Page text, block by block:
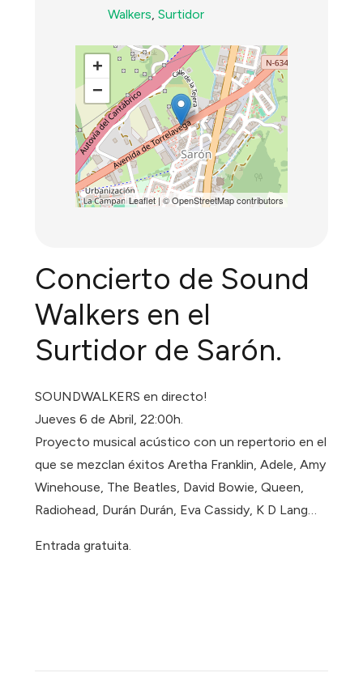
Walkers ,Surtidor
+
−
Leaflet| ©OpenStreetMapcontributors
Concierto de Sound
Walkers en el
Surtidor de Sarón.
SOUNDWALKERS en directo!
Jueves 6 de Abril, 22:00h.
Proyecto musical acústico con un repertorio en el
que se mezclan éxitos Aretha Franklin, Adele, Amy
Winehouse, The Beatles, David Bowie, Queen,
Radiohead, Durán Durán, Eva Cassidy, K D Lang…
Entrada gratuita.